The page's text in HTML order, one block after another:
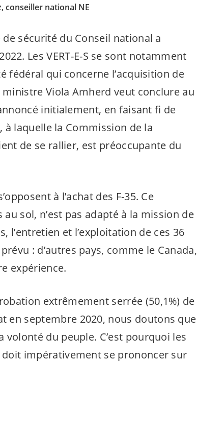
conseiller national NE
sécurité du Conseil national a
LesVERT-E-S se sont notamment
fédéral qui concerne l’acquisition de
Viola Amherd veut conclure au
initialement, en faisant fi de
à laquelle la Commission de la
de se rallier, est préoccupante du
à l’achat des F-35. Ce
sol, n’est pas adapté à la mission de
l’entretien et l’exploitation de ces 36
: d’autres pays, comme le Canada,
expérience.
extrêmement serrée (50,1%) de
en septembre 2020, nous doutons que
volonté du peuple. C’est pourquoi les
doit impérativement se prononcer sur